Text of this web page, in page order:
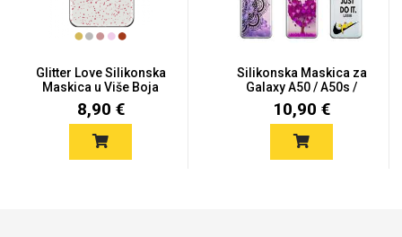
Glitter Love Silikonska
Maskica u Više Boja
za...
8,90 €
Silikonska Maskica za
Galaxy A50 / A50s /
A30s...
10,90 €